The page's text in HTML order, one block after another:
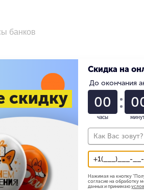
банков
скидку
Скидка на
До окончания
01
часы
Нажимая на кнопку "
согласие на обработку
данных и принимаю